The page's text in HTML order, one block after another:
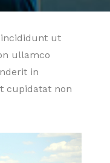
incididunt ut
ullamco
in
cupidatat non